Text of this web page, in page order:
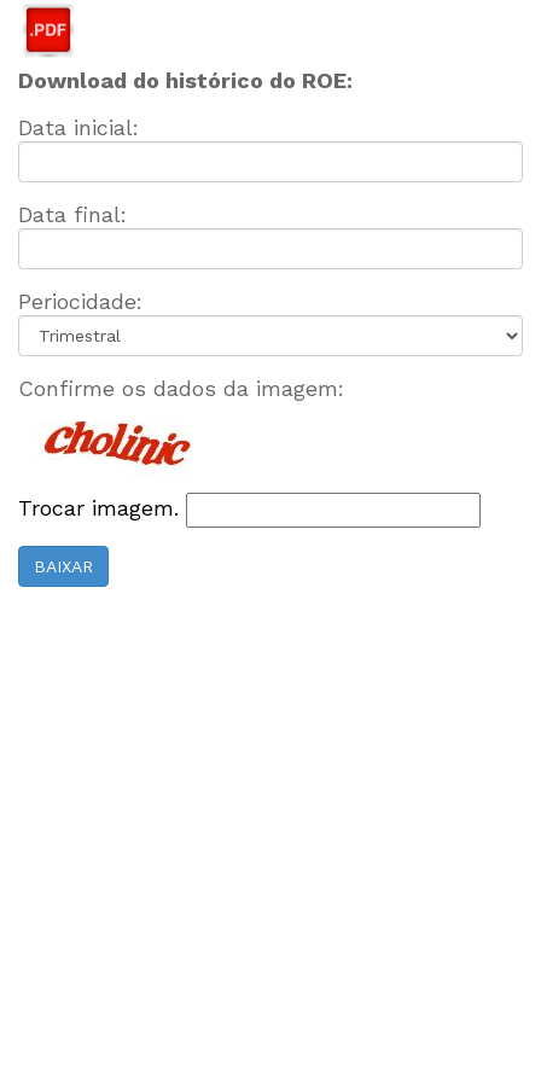
Download do histórico do ROE:
Data inicial:
Data final:
Periocidade:
Confirme os dados da imagem:
Trocar imagem.